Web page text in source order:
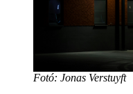
Fotó: Jonas Verstuyft